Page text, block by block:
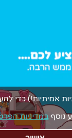
נוסףבמדיניות